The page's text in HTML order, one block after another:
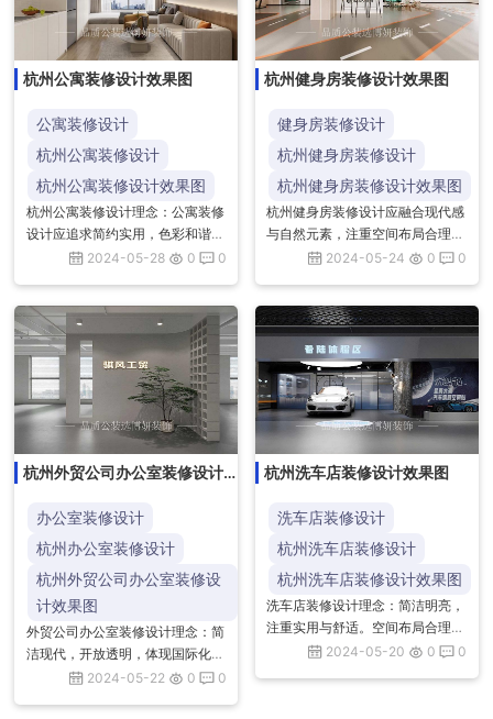
杭州公寓装修设计效果图
公寓装修设计
杭州公寓装修设计
杭州公寓装修设计效果图
杭州公寓装修设计理念：公寓装修
设计应追求简约实用，色彩和谐，
空间布局合理。注重功能性，同时
处...
2024-05-28 0 0
杭州健身房装修设计效果图
健身房装修设计
杭州健身房装修设计
杭州健身房装修设计效果图
杭州健身房装修设计应融合现代感
与自然元素，注重空间布局合理
性，确保器械区、有氧区、私教区
境，...
2024-05-24 0 0
杭州外贸公司办公室装修设计
办公室装修设计
杭州办公室装修设计
杭州外贸公司办公室装修设
计效果图
外贸公司办公室装修设计理念：简
洁现代，开放透明，体现国际化风
格。色彩明亮，线条流畅，融入多
2024-05-22 0 0
杭州洗车店装修设计效果图
洗车店装修设计
杭州洗车店装修设计
杭州洗车店装修设计效果图
洗车店装修设计理念：简洁明亮，
注重实用与舒适。空间布局合理，
功能分区明确。色彩搭配清新，营
2024-05-20 0 0